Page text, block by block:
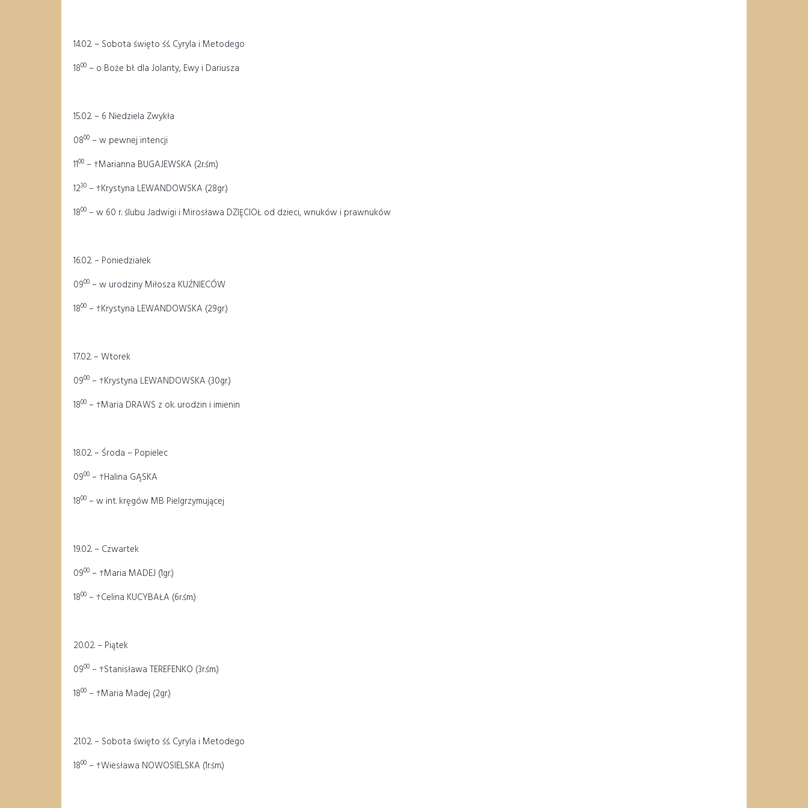
14.02. – Sobota święto śś. Cyryla i Metodego
1800 – o Boże bł. dla Jolanty, Ewy i Dariusza
15.02. – 6 Niedziela Zwykła
0800 – w pewnej intencji
1100 – †Marianna BUGAJEWSKA (2r.śm.)
1230 – †Krystyna LEWANDOWSKA (28gr.)
1800 – w 60 r. ślubu Jadwigi i Mirosława DZIĘCIOŁ od dzieci, wnuków i prawnuków
16.02. – Poniedziałek
0900 – w urodziny Miłosza KUŹNIECÓW
1800 – †Krystyna LEWANDOWSKA (29gr.)
17.02. – Wtorek
0900 – †Krystyna LEWANDOWSKA (30gr.)
1800 – †Maria DRAWS z ok. urodzin i imienin
18.02. – Środa – Popielec
0900 – †Halina GĄSKA
1800 – w int. kręgów MB Pielgrzymującej
19.02. – Czwartek
0900 – †Maria MADEJ (1gr.)
1800 – †Celina KUCYBAŁA (6r.śm.)
20.02. – Piątek
0900 – †Stanisława TEREFENKO (3r.śm.)
1800 – †Maria Madej (2gr.)
21.02. – Sobota święto śś. Cyryla i Metodego
1800 – †Wiesława NOWOSIELSKA (1r.śm.)